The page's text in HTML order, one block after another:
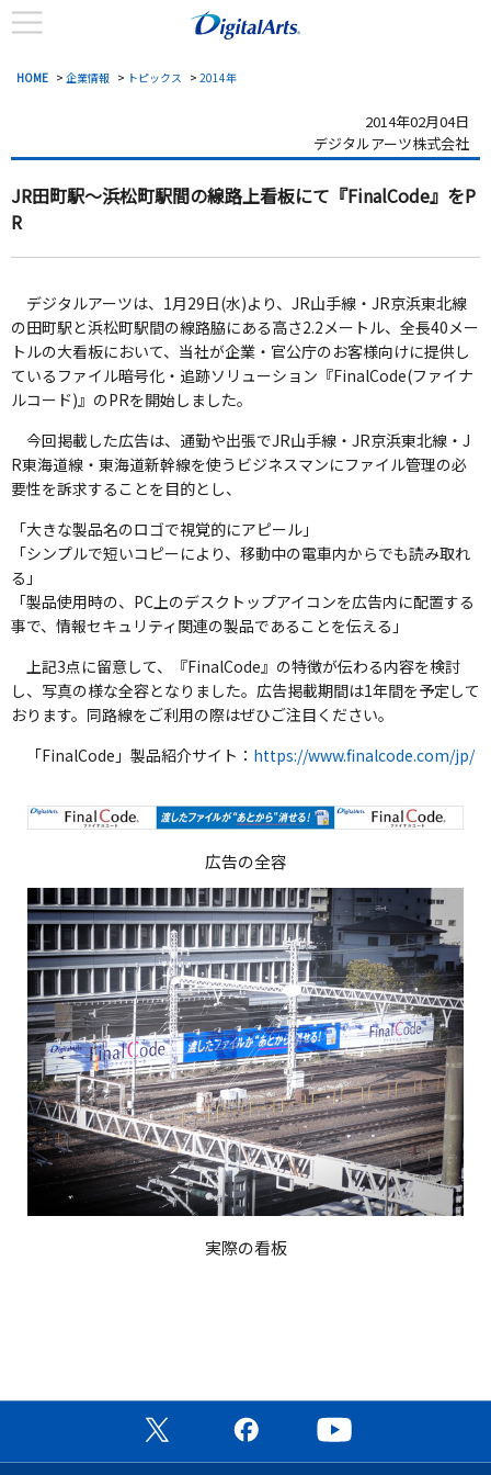
HOME > 企業情報 > トピックス > 2014年
2014年02月04日
デジタルアーツ株式会社
JR田町駅～浜松町駅間の線路上看板にて『FinalCode』をP
R
デジタルアーツは、1月29日(水)より、JR山手線・JR京浜東北線
の田町駅と浜松町駅間の線路脇にある高さ2.2メートル、全長40メー
トルの大看板において、当社が企業・官公庁のお客様向けに提供し
ているファイル暗号化・追跡ソリューション『FinalCode(ファイナ
ルコード)』のPRを開始しました。
今回掲載した広告は、通勤や出張でJR山手線・JR京浜東北線・J
R東海道線・東海道新幹線を使うビジネスマンにファイル管理の必
要性を訴求することを目的とし、
「大きな製品名のロゴで視覚的にアピール」
「シンプルで短いコピーにより、移動中の電車内からでも読み取れ
る」
「製品使用時の、PC上のデスクトップアイコンを広告内に配置する
事で、情報セキュリティ関連の製品であることを伝える」
上記3点に留意して、『FinalCode』の特徴が伝わる内容を検討
し、写真の様な全容となりました。広告掲載期間は1年間を予定して
おります。同路線をご利用の際はぜひご注目ください。
「FinalCode」製品紹介サイト： https://www.finalcode.com/jp/
広告の全容
実際の看板
公式X（旧Twitter）ページ
公式Facebookページ